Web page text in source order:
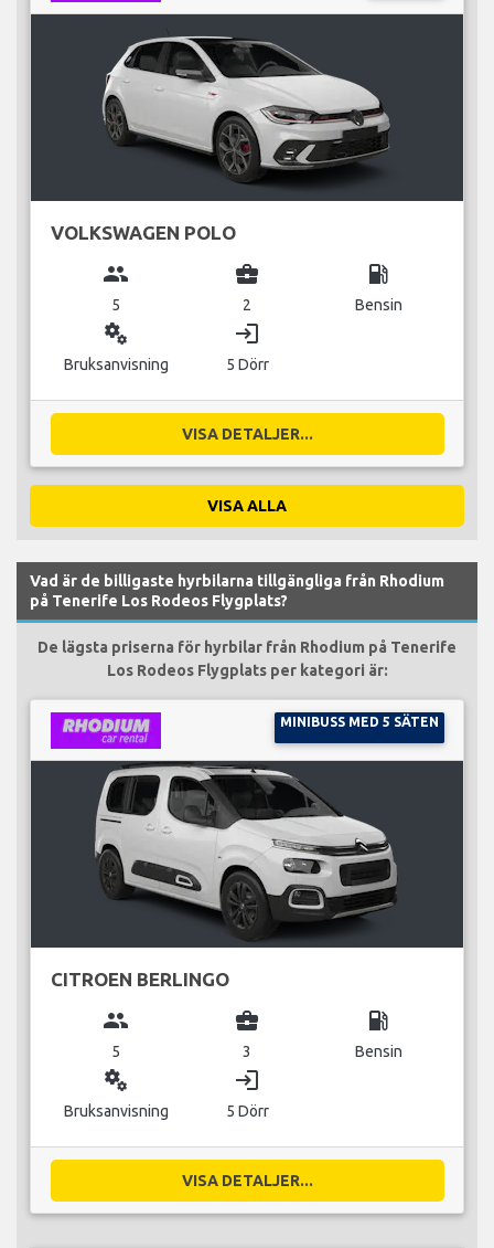
VOLKSWAGEN POLO
group
5
business_center
2
local_gas_station
Bensin
miscellaneous_services
Bruksanvisning
login
5 Dörr
VISA DETALJER...
VISA ALLA
Vad är de billigaste hyrbilarna tillgängliga från Rhodium
på Tenerife Los Rodeos Flygplats?
De lägsta priserna för hyrbilar från Rhodium på Tenerife
Los Rodeos Flygplats per kategori är:
MINIBUSS MED 5 SÄTEN
CITROEN BERLINGO
group
5
business_center
3
local_gas_station
Bensin
miscellaneous_services
Bruksanvisning
login
5 Dörr
VISA DETALJER...